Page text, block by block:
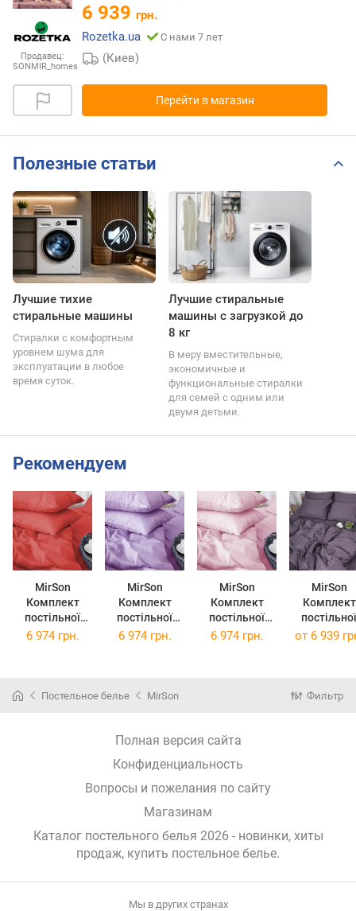
Продавец:
SONMIR_homes
6 939 грн.
Rozetka.ua
С нами 7 лет
(Киев)
Перейти в магазин
Полезные статьи
Лучшие тихие
стиральные машины
Стиралки с комфортным
уровнем шума для
эксплуатации в любое
время суток.
Лучшие стиральные
машины с загрузкой до
8 кг
В меру вместительные,
экономичные и
функциональные стиралки
для семей с одним или
двумя детьми.
Рекомендуем
MirSon
Комплект
постільної
білизни Сатин
MirSon
Комплект
постільної
білизни Сатин
MirSon
Комплект
постільної
білизни Сатин
MirSon
Комплект
постільної
білизни Satin
6 974 грн. 6 974 грн. 6 974 грн. от 6 939
Постельное белье MirSon Фильтр
Полная версия сайта
Конфиденциальность
Вопросы и пожелания по сайту
Магазинам
Каталог постельного белья 2026 - новинки, хиты
продаж, купить постельное белье.
Мы в других странах